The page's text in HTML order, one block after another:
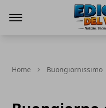
Home Buongiornissimo